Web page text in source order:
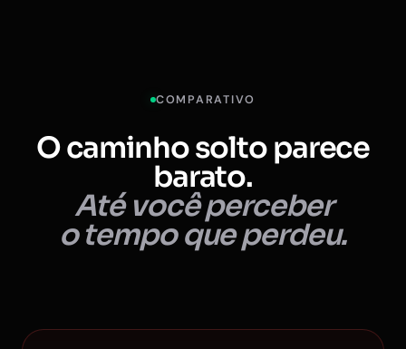
COMPARATIVO
O caminho solto parece
barato.
Até você perceber
o tempo que perdeu.